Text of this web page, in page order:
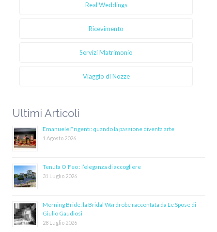
Real Weddings
Ricevimento
Servizi Matrimonio
Viaggio di Nozze
Ultimi Articoli
Emanuele Frigenti: quando la passione diventa arte
1 Agosto 2026
Tenuta O’Feo : l’eleganza di accogliere
31 Luglio 2026
Morning Bride: la Bridal Wardrobe raccontata da Le Spose di
Giulio Gaudiosi
28 Luglio 2026